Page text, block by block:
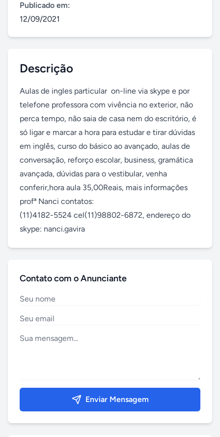
Publicado em:
12/09/2021
Descrição
Aulas de ingles particular  on-line via skype e por
telefone professora com vivência no exterior, não
perca tempo, não saia de casa nem do escritório, é
só ligar e marcar a hora para estudar e tirar dúvidas
em inglês, curso do básico ao avançado, aulas de
conversação, reforço escolar, business, gramática
avançada, dúvidas para o vestibular, venha
conferir,hora aula 35,00Reais, mais informações
profª Nanci contatos:
(11)4182-5524 cel(11)98802-6872, endereço do
skype: nanci.gavira
Contato com o Anunciante
Enviar Mensagem